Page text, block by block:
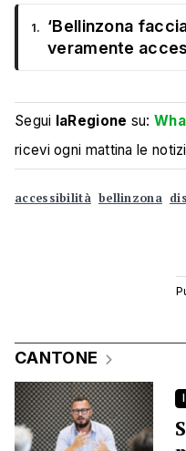
1.
‘Bellinzona
veramente
Segui laRegione su:
ricevi ogni mattina le
accessibilità bellinzona
CANTONE